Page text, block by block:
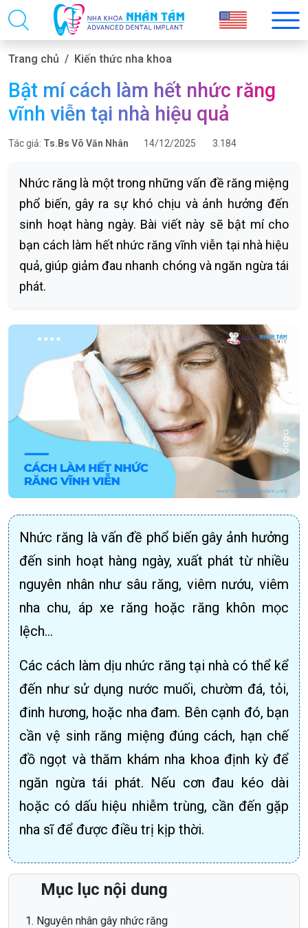
Trang chủ Kiến thức nha khoa
Bật mí cách làm hết nhức răng
vĩnh viễn tại nhà hiệu quả
Tác giả: Ts.Bs Võ Văn Nhân 14/12/2025 3.184
Nhức răng là một trong những vấn đề răng miệng
phổ biến, gây ra sự khó chịu và ảnh hưởng đến
sinh hoạt hàng ngày. Bài viết này sẽ bật mí cho
bạn cách làm hết nhức răng vĩnh viễn tại nhà hiệu
quả, giúp giảm đau nhanh chóng và ngăn ngừa tái
phát.
Nhức răng là vấn đề phổ biến gây ảnh hưởng
đến sinh hoạt hàng ngày, xuất phát từ nhiều
nguyên nhân như sâu răng, viêm nướu, viêm
nha chu, áp xe răng hoặc răng khôn mọc
lệch...
Các cách làm dịu nhức răng tại nhà có thể kể
đến như sử dụng nước muối, chườm đá, tỏi,
đinh hương, hoặc nha đam. Bên cạnh đó, bạn
cần vệ sinh răng miệng đúng cách, hạn chế
đồ ngọt và thăm khám nha khoa định kỳ để
ngăn ngừa tái phát. Nếu cơn đau kéo dài
hoặc có dấu hiệu nhiễm trùng, cần đến gặp
nha sĩ để được điều trị kịp thời.
Mục lục nội dung
Nguyên nhân gây nhức răng